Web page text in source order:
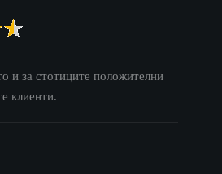
и за стотиците положителни
клиенти.